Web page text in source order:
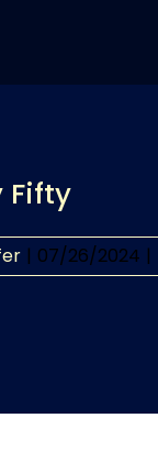
Fifty
| 07/26/2024 |